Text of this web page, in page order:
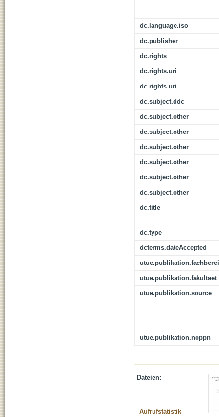
dc.language.iso
dc.publisher
dc.rights
dc.rights.uri
dc.rights.uri
dc.subject.ddc
dc.subject.other
dc.subject.other
dc.subject.other
dc.subject.other
dc.subject.other
dc.subject.other
dc.title
dc.type
dcterms.dateAccepted
utue.publikation.fakultaet
utue.publikation.source
utue.publikation.noppn
Dateien:
Aufrufstatistik